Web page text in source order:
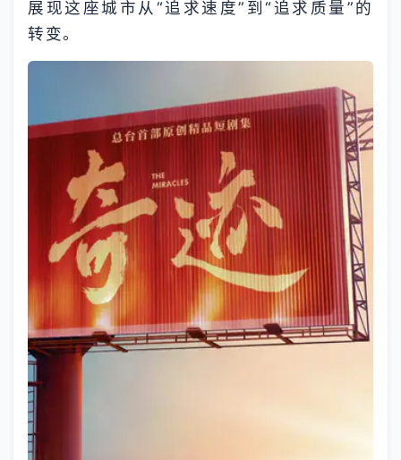
展现这座城市从“追求速度”到“追求质量”的
转变。